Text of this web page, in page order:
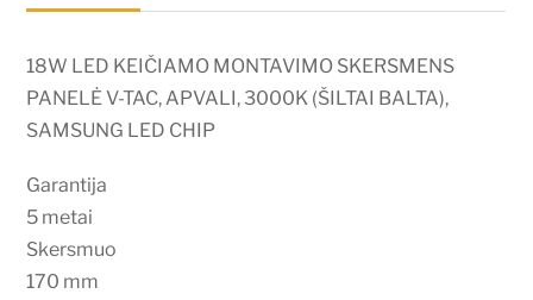
APVALI,
3000K
(ŠILTAI
SAMSUNG
LED
CHIP
18W LED KEIČIAMO MONTAVIMO SKERSMENS
PANELĖ V-TAC, APVALI, 3000K (ŠILTAI BALTA),
SAMSUNG LED CHIP
Garantija
5 metai
Skersmuo
170 mm